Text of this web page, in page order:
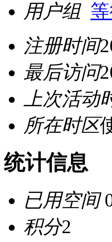
用户组
注册时间
最后访问
上次活动
所在时区
统计信息
已用空间
积分2